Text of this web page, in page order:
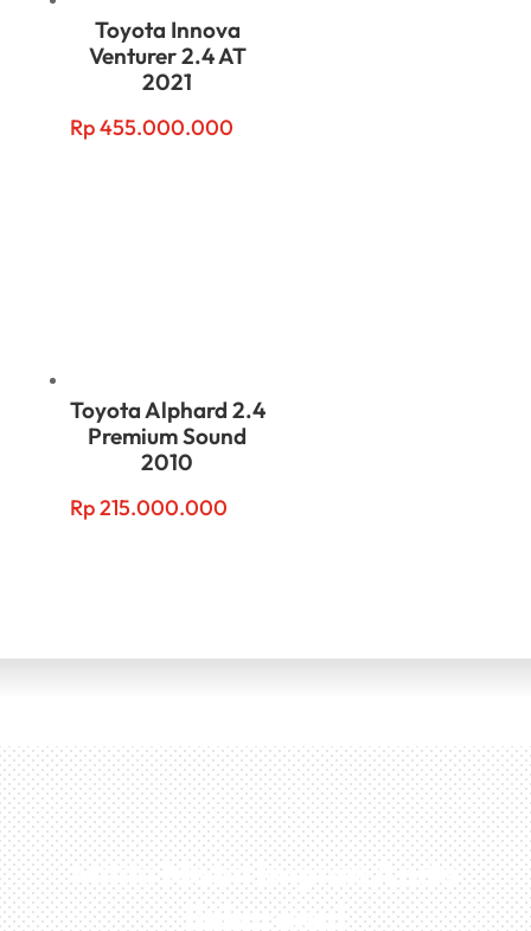
Toyota Innova
Venturer 2.4 AT
2021
Rp455.000.000
Toyota Alphard 2.4
Premium Sound
2010
Rp215.000.000
Miliki Mobil Impian Anda
Sekarang!